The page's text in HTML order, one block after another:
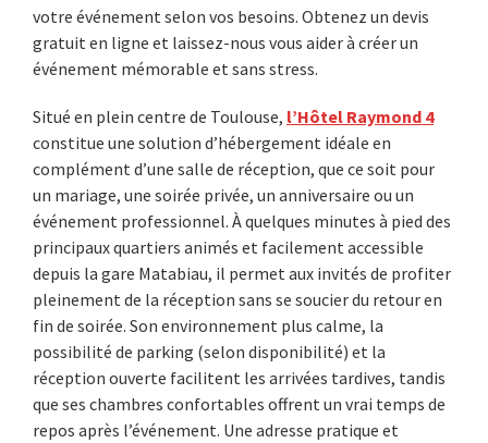
votre événement selon vos besoins. Obtenez un devis
gratuit en ligne et laissez-nous vous aider à créer un
événement mémorable et sans stress.
Situé en plein centre de Toulouse, l’Hôtel Raymond 4
constitue une solution d’hébergement idéale en
complément d’une salle de réception, que ce soit pour
un mariage, une soirée privée, un anniversaire ou un
événement professionnel. À quelques minutes à pied des
principaux quartiers animés et facilement accessible
depuis la gare Matabiau, il permet aux invités de profiter
pleinement de la réception sans se soucier du retour en
fin de soirée. Son environnement plus calme, la
possibilité de parking (selon disponibilité) et la
réception ouverte facilitent les arrivées tardives, tandis
que ses chambres confortables offrent un vrai temps de
repos après l’événement. Une adresse pratique et